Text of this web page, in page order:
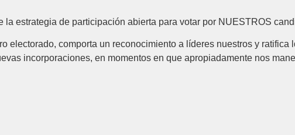
la estrategia de participación abierta para votar por NUESTROS
electorado, comporta un reconocimiento a líderes nuestros y ratifica
incorporaciones, en momentos en que apropiadamente nos